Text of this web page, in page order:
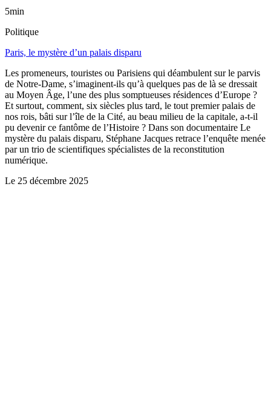
5min
Politique
Paris, le mystère d’un palais disparu
Les promeneurs, touristes ou Parisiens qui déambulent sur le parvis
de Notre-Dame, s’imaginent-ils qu’à quelques pas de là se dressait
au Moyen Âge, l’une des plus somptueuses résidences d’Europe ?
Et surtout, comment, six siècles plus tard, le tout premier palais de
nos rois, bâti sur l’île de la Cité, au beau milieu de la capitale, a-t-il
pu devenir ce fantôme de l’Histoire ? Dans son documentaire Le
mystère du palais disparu, Stéphane Jacques retrace l’enquête menée
par un trio de scientifiques spécialistes de la reconstitution
numérique.
Le 25 décembre 2025